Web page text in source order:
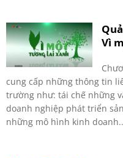
Vì
cung cấp những thông tin
trường như: tái chế những
doanh nghiệp phát triển
những mô hình kinh